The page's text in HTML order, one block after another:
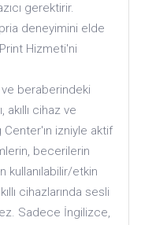
gerektirir.
deneyimini elde
Hizmeti'ni
ve beraberindeki
akıllı cihaz ve
Center'ın izniyle aktif
becerilerin
kullanılabilir/etkin
cihazlarında sesli
Sadece İngilizce,